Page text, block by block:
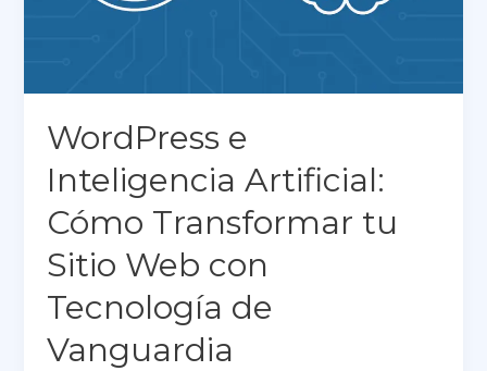
WordPress e
Inteligencia Artificial:
Cómo Transformar tu
Sitio Web con
Tecnología de
Vanguardia